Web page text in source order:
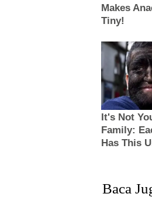
Baca